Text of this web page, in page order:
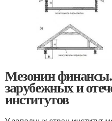
Мезонин
зарубежных и
институтов